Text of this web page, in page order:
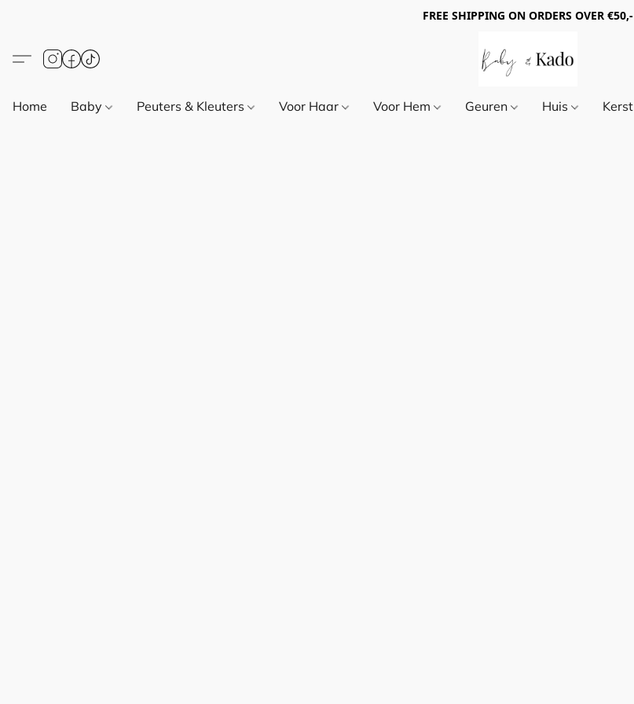
FREE SHIPPING ON ORDERS OVER €50,-
Home Baby Peuters & Kleuters Voor Haar Voor Hem Geuren Huis Kerst